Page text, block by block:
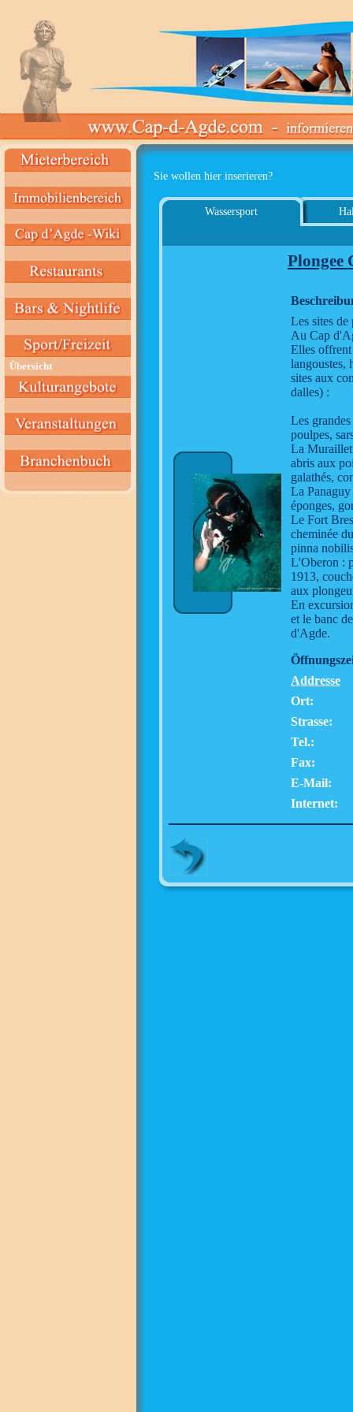
Übersicht
Sie wollen hier inserieren?
Wassersport
Plongee
Les sites
Au Cap
Elles offrent
langoustes,
sites aux
dalles) :
Les
poulpes,
La
abris aux
galathés,
La Panaguy
éponges,
Le Fort
cheminée
pinna
L'Oberon :
1913,
aux
En
et le banc
d'Agde.
Addresse
Ort:
Strasse:
Tel.:
Fax:
E-Mail:
Internet: